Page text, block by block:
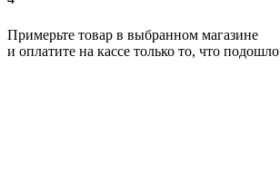
Примерьте товар в выбранном магазине
и оплатите на кассе только то, что подошло